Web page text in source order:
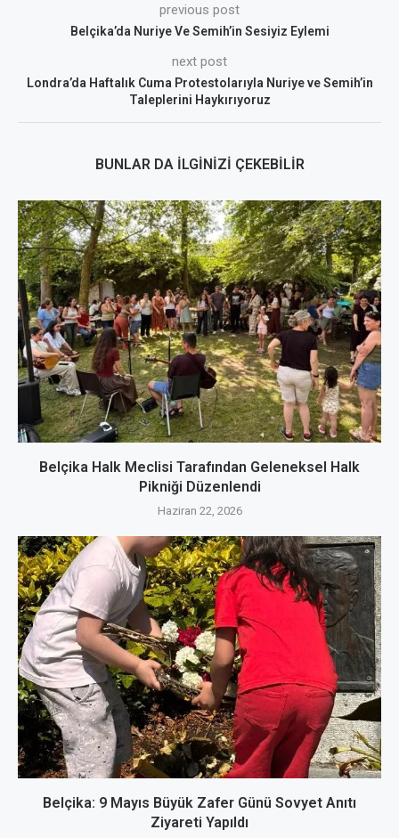
previous post
Belçika’da Nuriye Ve Semih’in Sesiyiz Eylemi
next post
Londra’da Haftalık Cuma Protestolarıyla Nuriye ve Semih’in
Taleplerini Haykırıyoruz
BUNLAR DA İLGINIZI ÇEKEBILIR
Belçika Halk Meclisi Tarafından Geleneksel Halk
Pikniği Düzenlendi
Haziran 22, 2026
Belçika: 9 Mayıs Büyük Zafer Günü Sovyet Anıtı
Ziyareti Yapıldı